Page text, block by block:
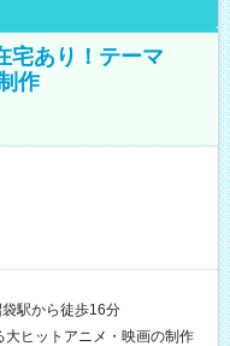
宅あり！テーマ
作
駅から徒歩16分
ヒットアニメ・映画の制作